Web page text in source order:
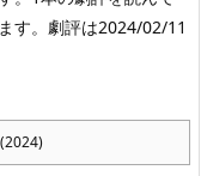
す。劇評は2024/02/11